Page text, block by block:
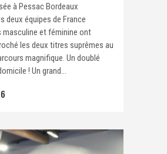
à Pessac Bordeaux
deux équipes de France
masculine et féminine ont
les deux titres suprêmes au
magnifique. Un doublé
! Un grand...